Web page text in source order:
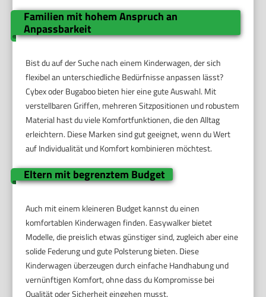
Familien mit hohem Anspruch an
Anpassbarkeit
Bist du auf der Suche nach einem Kinderwagen, der sich
flexibel an unterschiedliche Bedürfnisse anpassen lässt?
Cybex oder Bugaboo bieten hier eine gute Auswahl. Mit
verstellbaren Griffen, mehreren Sitzpositionen und robustem
Material hast du viele Komfortfunktionen, die den Alltag
erleichtern. Diese Marken sind gut geeignet, wenn du Wert
auf Individualität und Komfort kombinieren möchtest.
Eltern mit begrenztem Budget
Auch mit einem kleineren Budget kannst du einen
komfortablen Kinderwagen finden. Easywalker bietet
Modelle, die preislich etwas günstiger sind, zugleich aber eine
solide Federung und gute Polsterung bieten. Diese
Kinderwagen überzeugen durch einfache Handhabung und
vernünftigen Komfort, ohne dass du Kompromisse bei
Qualität oder Sicherheit eingehen musst.